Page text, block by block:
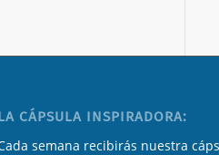
CÁPSULA INSPIRADORA:
semana recibirás nuestra